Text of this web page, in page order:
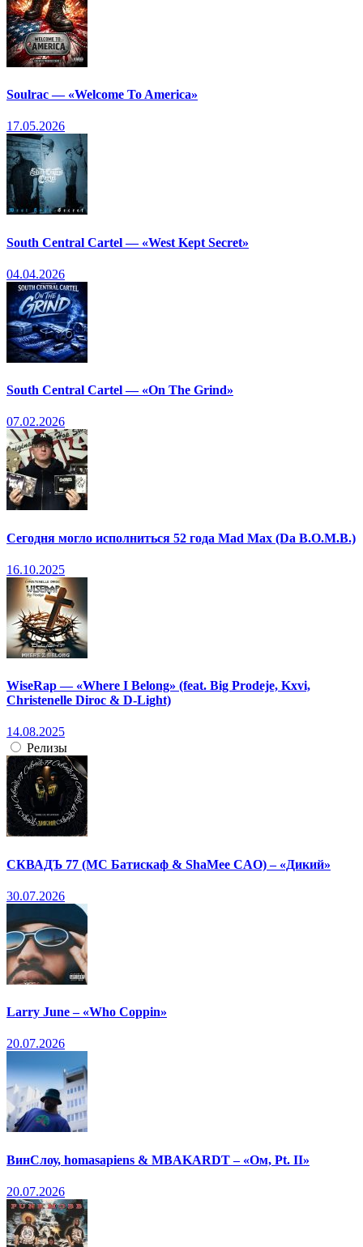
Soulrac — «Welcome To America»
17.05.2026
South Central Cartel — «West Kept Secret»
04.04.2026
South Central Cartel — «On The Grind»
07.02.2026
Сегодня могло исполниться 52 года Mad Max (Da B.O.M.B.)
16.10.2025
WiseRap — «Where I Belong» (feat. Big Prodeje, Kxvi,
Christenelle Diroc & D-Light)
14.08.2025
Релизы
СКВАДЪ 77 (МС Батискаф & ShaMee CAO) – «Дикий»
30.07.2026
Larry June – «Who Coppin»
20.07.2026
ВинСлоу, homasapiens & MBAKARDT – «Ом, Pt. II»
20.07.2026